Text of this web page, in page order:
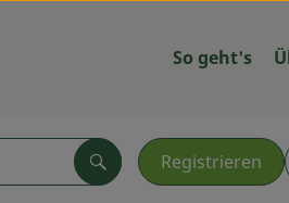
So geht's
Registrieren
Suchen